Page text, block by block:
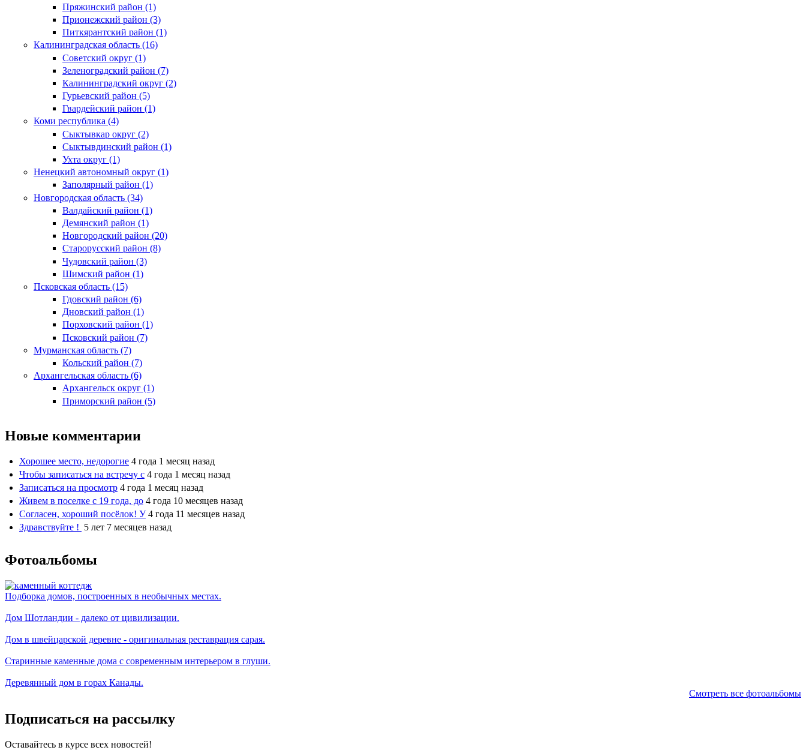
Пряжинский район (1)
Прионежский район (3)
Питкярантский район (1)
Калининградская область (16)
Советский округ (1)
Зеленоградский район (7)
Калининградский округ (2)
Гурьевский район (5)
Гвардейский район (1)
Коми республика (4)
Сыктывкар округ (2)
Сыктывдинский район (1)
Ухта округ (1)
Ненецкий автономный округ (1)
Заполярный район (1)
Новгородская область (34)
Валдайский район (1)
Демянский район (1)
Новгородский район (20)
Старорусский район (8)
Чудовский район (3)
Шимский район (1)
Псковская область (15)
Гдовский район (6)
Дновский район (1)
Порховский район (1)
Псковский район (7)
Мурманская область (7)
Кольский район (7)
Архангельская область (6)
Архангельск округ (1)
Приморский район (5)
Новые комментарии
Хорошее место, недорогие 4 года 1 месяц назад
Чтобы записаться на встречу с 4 года 1 месяц назад
Записаться на просмотр 4 года 1 месяц назад
Живем в поселке с 19 года, до 4 года 10 месяцев назад
Согласен, хороший посёлок! У 4 года 11 месяцев назад
Здравствуйте ! 5 лет 7 месяцев назад
Фотоальбомы
Подборка домов, построенных в необычных местах.
Дом Шотландии - далеко от цивилизации.
Дом в швейцарской деревне - оригинальная реставрация сарая.
Старинные каменные дома с современным интерьером в глуши.
Деревянный дом в горах Канады.
Смотреть все фотоальбомы
Подписаться на рассылку
Оставайтесь в курсе всех новостей!